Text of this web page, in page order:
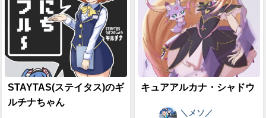
STAYTAS(ステイタス)のギ
ルチナちゃん
キュアアルカナ・シャドウ
＼メソ／